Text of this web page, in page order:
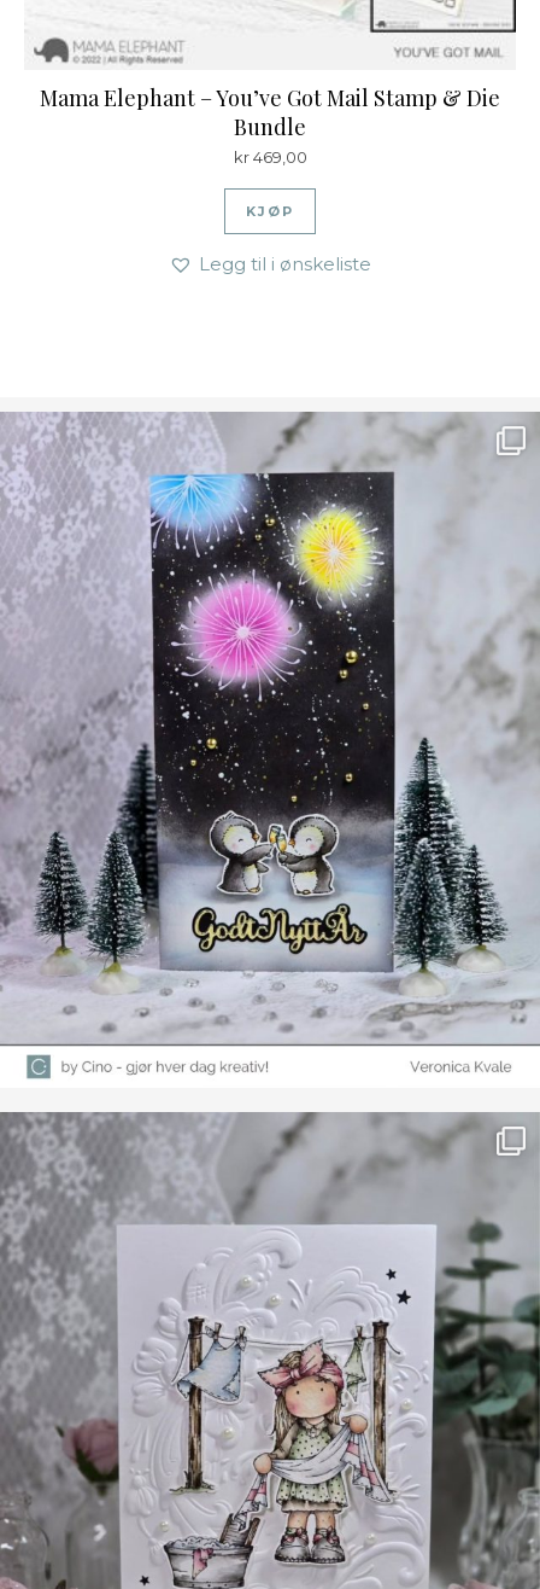
Mama Elephant – You’ve Got Mail Stamp & Die
Bundle
kr469,00
KJØP
Legg til i ønskeliste
Ønsk